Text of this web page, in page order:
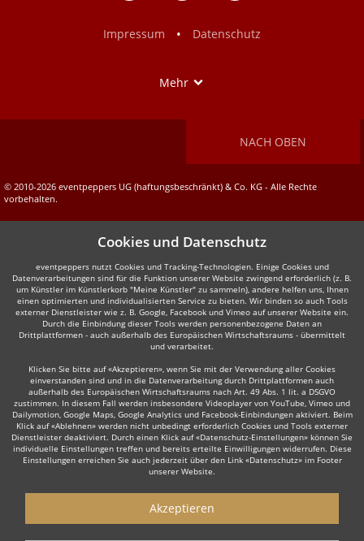
Impressum
• Datenschutz
Mehr
NACH OBEN
© 2010-2026 eventpeppers UG (haftungsbeschränkt) & Co. KG - Alle Rechte
vorbehalten.
Cookies und Datenschutz
eventpeppers nutzt Cookies und Tracking-Technologien. Einige Cookies und
Datenverarbeitungen sind für die Funktion unserer Website zwingend erforderlich (z. B.
um Künstler im Künstlerkorb "Meine Künstler" zu sammeln), andere helfen uns, Ihnen
einen optimierten und individualisierten Service zu bieten. Wir binden so auch Tools
externer Dienstleister wie z. B. Google, Facebook und Vimeo auf unserer Website ein.
Durch die Einbindung dieser Tools werden personenbezogene Daten an
Drittplattformen - auch außerhalb des Europäischen Wirtschaftsraums - übermittelt
und verarbeitet.
Klicken Sie bitte auf «Akzeptieren», wenn Sie mit der Verwendung aller Cookies
einverstanden sind und in die Datenverarbeitung durch Drittplattformen auch
außerhalb des Europäischen Wirtschaftsraums nach Art. 49 Abs. 1 lit. a DSGVO
zustimmen. In diesem Fall werden insbesondere Videoplayer von YouTube, Vimeo und
Dailymotion, Google Maps, Google Analytics und Facebook-Einbindungen aktiviert. Beim
Klick auf «Ablehnen» werden nicht unbedingt erforderlich Cookies und Tools externer
Dienstleister deaktiviert. Durch einen Klick auf «Datenschutz-Einstellungen» können Sie
individuelle Einstellungen treffen und bereits erteilte Einwilligungen widerrufen. Diese
Einstellungen erreichen Sie auch jederzeit über den Link «Datenschutz» im Footer
unserer Website.
Akzeptieren